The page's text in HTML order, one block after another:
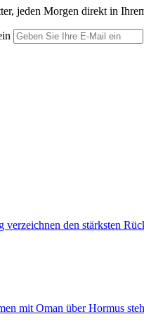
jeden Morgen direkt in
verzeichnen den stärksten
mit Oman über Hormus